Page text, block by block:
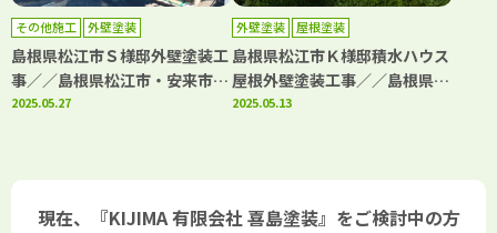
その他施工 外壁塗装
島根県松江市Ｓ様邸外壁塗装工
事／／島根県松江市・安来市・
出雲市・大田市・雲南市 鳥取
2025.05.27
外壁塗装 屋根塗装
島根県松江市Ｋ様邸積水ハウス
屋根外壁塗装工事／／島根県松
江市・安来市・出雲市・大田
2025.05.13
現在、『KIJIMA 有限会社 喜島塗装』をご検討中の方